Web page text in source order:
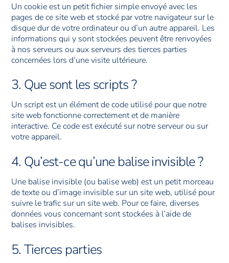
Un cookie est un petit fichier simple envoyé avec les
pages de ce site web et stocké par votre navigateur sur le
disque dur de votre ordinateur ou d’un autre appareil. Les
informations qui y sont stockées peuvent être renvoyées
à nos serveurs ou aux serveurs des tierces parties
concernées lors d’une visite ultérieure.
3. Que sont les scripts ?
Un script est un élément de code utilisé pour que notre
site web fonctionne correctement et de manière
interactive. Ce code est exécuté sur notre serveur ou sur
votre appareil.
4. Qu’est-ce qu’une balise invisible ?
Une balise invisible (ou balise web) est un petit morceau
de texte ou d’image invisible sur un site web, utilisé pour
suivre le trafic sur un site web. Pour ce faire, diverses
données vous concernant sont stockées à l’aide de
balises invisibles.
5. Tierces parties